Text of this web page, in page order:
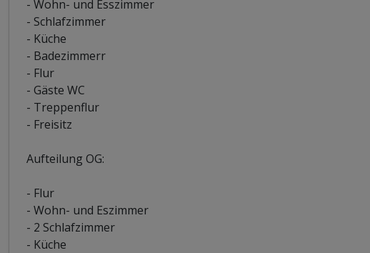
- Wohn- und Esszimmer
- Schlafzimmer
- Küche
- Badezimmerr
- Flur
- Gäste WC
- Treppenflur
- Freisitz
Aufteilung OG:
- Flur
- Wohn- und Eszimmer
- 2 Schlafzimmer
- Küche